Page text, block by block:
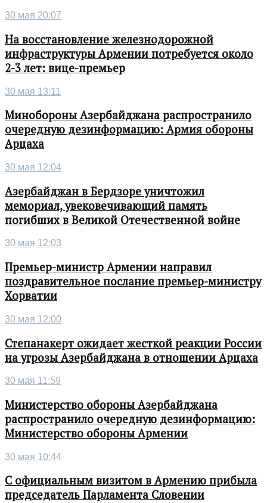
30 мая 20:07
На восстановление железнодорожной
инфраструктуры Армении потребуется около
2-3 лет: вице-премьер
30 мая 13:11
Минобороны Азербайджана распространило
очередную дезинформацию: Армия обороны
Арцаха
30 мая 12:04
Азербайджан в Бердзоре уничтожил
мемориал, увековечивающий память
погибших в Великой Отечественной войне
30 мая 12:03
Премьер-министр Армении направил
поздравительное послание премьер-министру
Хорватии
30 мая 12:00
Степанакерт ожидает жесткой реакции России
на угрозы Азербайджана в отношении Арцаха
30 мая 11:59
Министерство обороны Азербайджана
распространило очередную дезинформацию:
Министерство обороны Армении
30 мая 10:44
С официальным визитом в Армению прибыла
председатель Парламента Словении